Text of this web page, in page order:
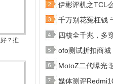
？推
伊彬评机之TCL
千万别花冤枉钱
四核全千兆，多
ofo测试折扣商
MotoZ二代曝光:
媒体测评